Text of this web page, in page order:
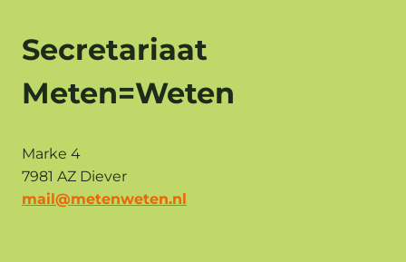
Secretariaat
Meten=Weten
Marke 4
7981 AZ Diever
mail@metenweten.nl